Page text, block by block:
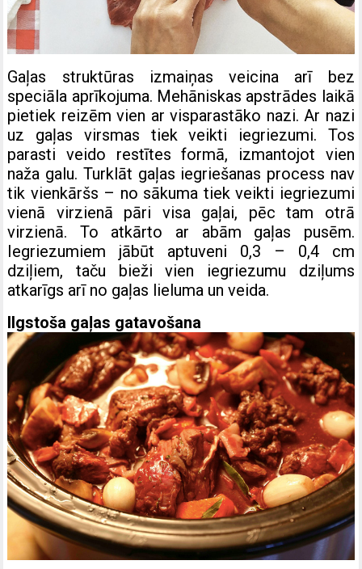
Gaļas struktūras izmaiņas veicina arī bez
speciāla aprīkojuma. Mehāniskas apstrādes laikā
pietiek reizēm vien ar visparastāko nazi. Ar nazi
uz gaļas virsmas tiek veikti iegriezumi. Tos
parasti veido restītes formā, izmantojot vien
naža galu. Turklāt gaļas iegriešanas process nav
tik vienkāršs – no sākuma tiek veikti iegriezumi
vienā virzienā pāri visa gaļai, pēc tam otrā
virzienā. To atkārto ar abām gaļas pusēm.
Iegriezumiem jābūt aptuveni 0,3 – 0,4 cm
dziļiem, taču bieži vien iegriezumu dziļums
atkarīgs arī no gaļas lieluma un veida.
Ilgstoša gaļas gatavošana